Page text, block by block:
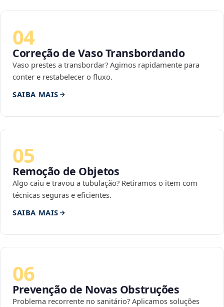
04
Correção de Vaso Transbordando
Vaso prestes a transbordar? Agimos rapidamente para
conter e restabelecer o fluxo.
SAIBA MAIS
05
Remoção de Objetos
Algo caiu e travou a tubulação? Retiramos o item com
técnicas seguras e eficientes.
SAIBA MAIS
06
Prevenção de Novas Obstruções
Problema recorrente no sanitário? Aplicamos soluções